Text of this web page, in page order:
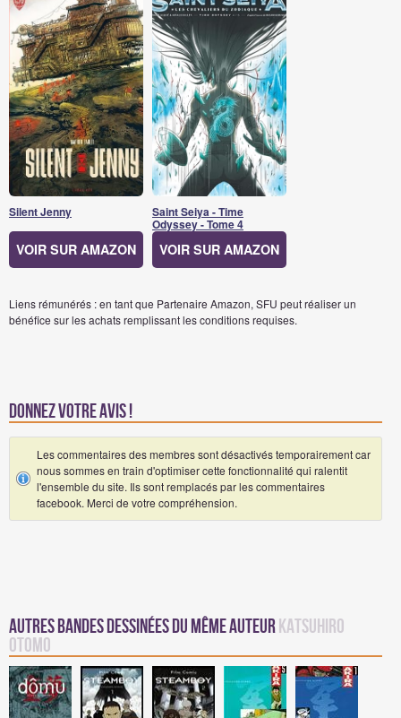
Silent Jenny
VOIR SUR AMAZON
Saint Seiya - Time
Odyssey - Tome 4
VOIR SUR AMAZON
Liens rémunérés : en tant que Partenaire Amazon, SFU peut réaliser un
bénéfice sur les achats remplissant les conditions requises.
Donnez votre avis !
Les commentaires des membres sont désactivés temporairement car
nous sommes en train d'optimiser cette fonctionnalité qui ralentit
l'ensemble du site. Ils sont remplacés par les commentaires
facebook. Merci de votre compréhension.
Autres Bandes Dessinées du même auteur Katsuhiro
Otomo